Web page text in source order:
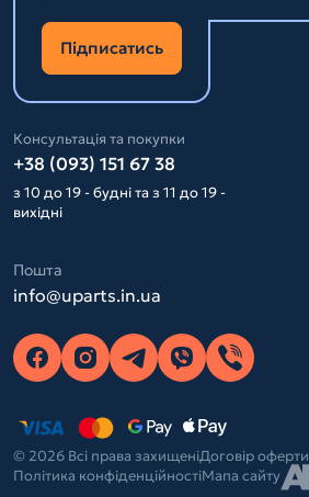
Підписатись
Консультація та покупки
+38 (093) 151 67 38
з 10 до 19 - будні та з 11 до 19 -
вихідні
Пошта
info@uparts.in.ua
© 2026 Всі права захищеніДоговір оферти
Політика конфіденційностіМапа сайту